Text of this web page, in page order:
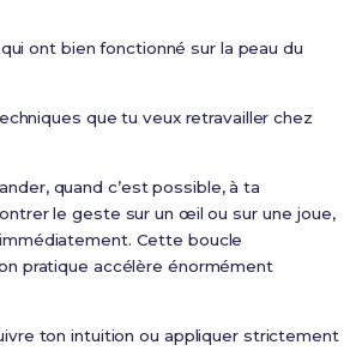
ont bien fonctionné sur la peau du
que tu veux retravailler chez
quand c’est possible, à ta
le geste sur un œil ou sur une joue,
Cette boucle
pratique accélère énormément
ton intuition ou appliquer strictement